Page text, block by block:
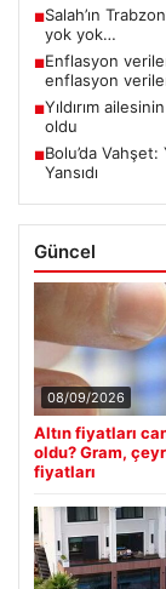
■Salah’ın
yok yok…
■Enflasyon
enflasyon
■Yıldırım
oldu
■Bolu’da
Yansıdı
Güncel
08/09/2026
Altın fiyatları
oldu? Gram,
fiyatları